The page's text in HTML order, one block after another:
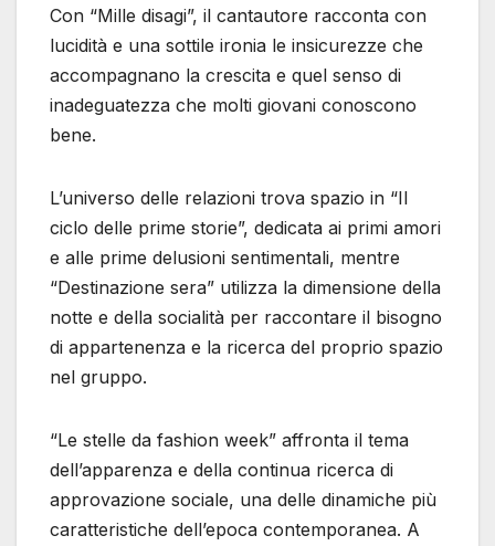
Con “Mille disagi”, il cantautore racconta con
lucidità e una sottile ironia le insicurezze che
accompagnano la crescita e quel senso di
inadeguatezza che molti giovani conoscono
bene.
L’universo delle relazioni trova spazio in “Il
ciclo delle prime storie”, dedicata ai primi amori
e alle prime delusioni sentimentali, mentre
“Destinazione sera” utilizza la dimensione della
notte e della socialità per raccontare il bisogno
di appartenenza e la ricerca del proprio spazio
nel gruppo.
“Le stelle da fashion week” affronta il tema
dell’apparenza e della continua ricerca di
approvazione sociale, una delle dinamiche più
caratteristiche dell’epoca contemporanea. A